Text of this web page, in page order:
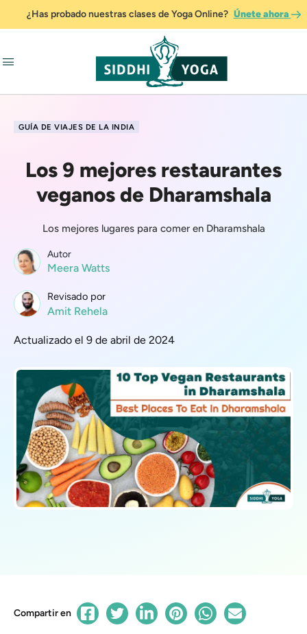
¿Has probado nuestras clases de Yoga Online? Únete ahora
GUÍA DE VIAJES DE LA INDIA
Los 9 mejores restaurantes
veganos de Dharamshala
Los mejores lugares para comer en Dharamshala
Autor
Meera Watts
Revisado por
Amit Rehela
Actualizado el 9 de abril de 2024
Compartir en